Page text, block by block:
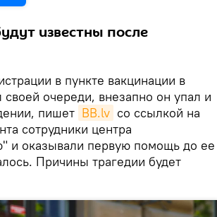
известны после
в пункте вакцинации в
очереди, внезапно он упал и
пишет BВ.lv со ссылкой на
сотрудники центра
и оказывали первую помощь до ее
Причины трагедии будет